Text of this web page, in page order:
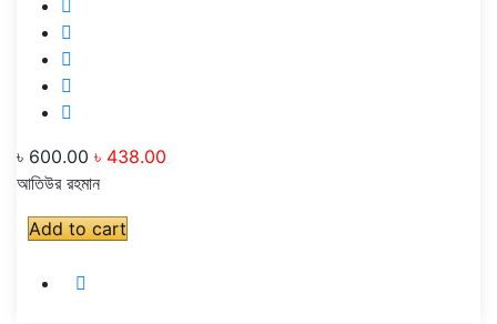
৳ 600.00 ৳ 438.00
আতিউর রহমান
Add to cart